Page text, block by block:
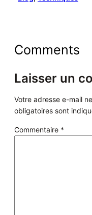
Comments
Laisser un
Votre adresse e-mail
obligatoires sont
Commentaire *